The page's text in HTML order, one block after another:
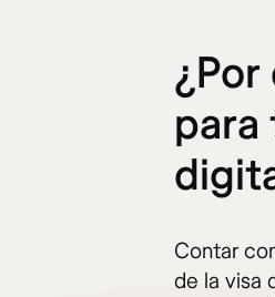
para
Contar
de la visa